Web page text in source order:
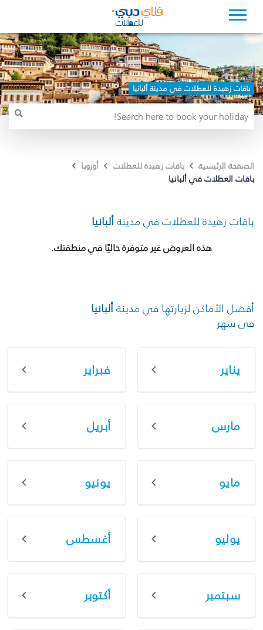
باقات زهيدة للعطلات في مدينة ألبانيا
الصفحة الرئيسية باقات زهيدة للعطلات
أوروبا
باقات العطلات في ألبانيا
باقات زهيدة للعطلات في مدينةألبانيا
هذه العروض غير متوفرة حاليًا في منطقتك.
أفضل الأماكن لزيارتها في مدينةألبانيا
في شهر
يناير فبراير
مارس أبريل
مايو يونيو
يوليو أغسطس
سبتمبر أكتوبر